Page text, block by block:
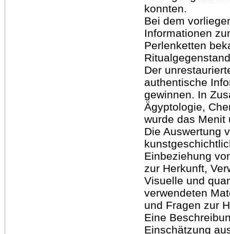
konnten.
Bei dem
Informationen
Perlenketten
Der
authentische
gewinnen. In
Ägyptologie,
wurde das Menit
Die Auswertung
Einbeziehung
zur Herkunft,
Visuelle und
verwendeten
und Fragen zur
Eine
Einschätzung